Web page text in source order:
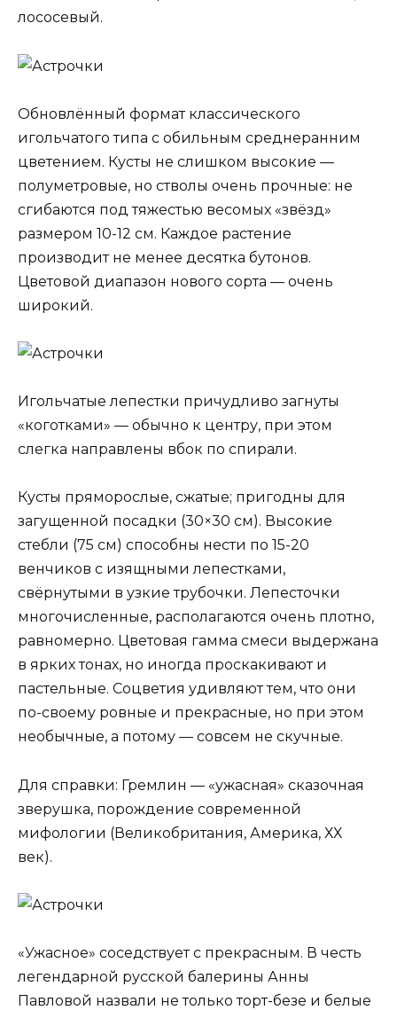
лососевый.
Обновлённый формат классического
игольчатого типа с обильным среднеранним
цветением. Кусты не слишком высокие —
полуметровые, но стволы очень прочные: не
сгибаются под тяжестью весомых «звёзд»
размером 10-12 см. Каждое растение
производит не менее десятка бутонов.
Цветовой диапазон нового сорта — очень
широкий.
Игольчатые лепестки причудливо загнуты
«коготками» — обычно к центру, при этом
слегка направлены вбок по спирали.
Кусты пряморослые, сжатые; пригодны для
загущенной посадки (30×30 см). Высокие
стебли (75 см) способны нести по 15-20
венчиков с изящными лепестками,
свёрнутыми в узкие трубочки. Лепесточки
многочисленные, располагаются очень плотно,
равномерно. Цветовая гамма смеси выдержана
в ярких тонах, но иногда проскакивают и
пастельные. Соцветия удивляют тем, что они
по-своему ровные и прекрасные, но при этом
необычные, а потому — совсем не скучные.
Для справки: Гремлин — «ужасная» сказочная
зверушка, порождение современной
мифологии (Великобритания, Америка, ХХ
век).
«Ужасное» соседствует с прекрасным. В честь
легендарной русской балерины Анны
Павловой назвали не только торт-безе и белые